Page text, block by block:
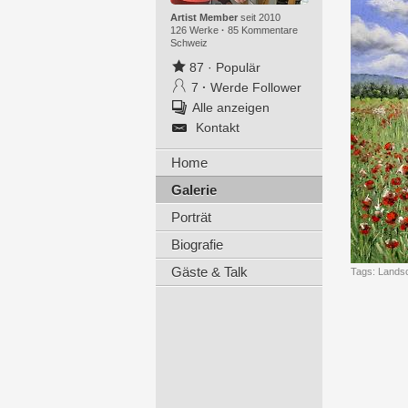
Artist Memberseit 2010
126 Werke · 85 Kommentare
Schweiz
87 · Populär
7 · Werde Follower
Alle anzeigen
Kontakt
Home
Galerie
Porträt
Biografie
Gäste & Talk
Tags: